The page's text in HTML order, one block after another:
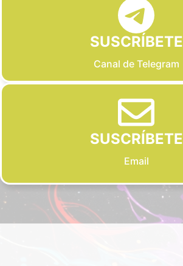
SUSCRÍBETE
Canal de Telegram
SUSCRÍBETE
Email